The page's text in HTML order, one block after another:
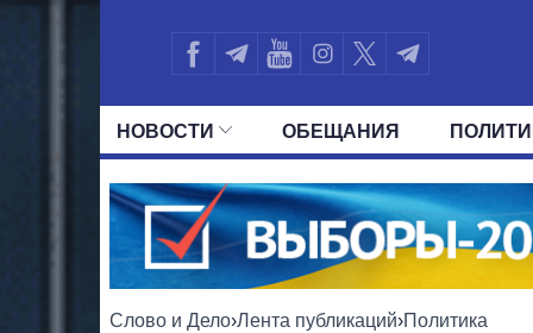
НОВОСТИ ОБЕЩАНИЯ
ВСЕ ПОЛИТИКИ ПРЕЗИДЕНТ И
Слово и Дело›Лента публикаций›Политика